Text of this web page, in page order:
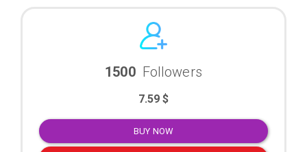
1500 Followers
7.59 $
BUY NOW